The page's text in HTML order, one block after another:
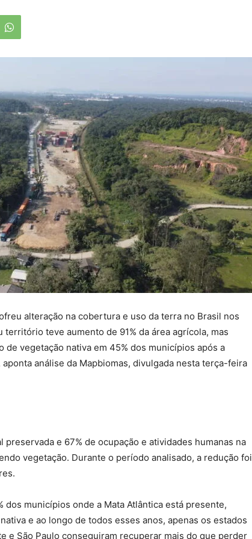
alteração na cobertura e uso da terra no Brasil nos
território teve aumento de 91% da área agrícola, mas
vegetação nativa em 45% dos municípios após a
análise da Mapbiomas, divulgada nesta terça-feira
preservada e 67% de ocupação e atividades humanas na
vegetação. Durante o período analisado, a redução foi
dos municípios onde a Mata Atlântica está presente,
e ao longo de todos esses anos, apenas os estados
e São Paulo conseguiram recuperar mais do que perder